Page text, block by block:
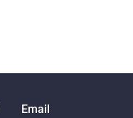
Email